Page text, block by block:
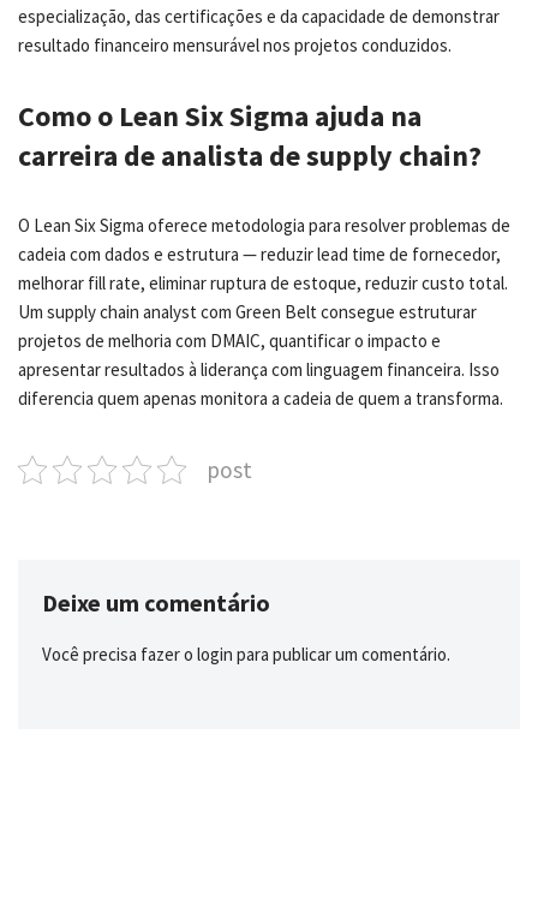
especialização, das certificações e da capacidade de demonstrar
resultado financeiro mensurável nos projetos conduzidos.
Como o Lean Six Sigma ajuda na
carreira de analista de supply chain?
O Lean Six Sigma oferece metodologia para resolver problemas de
cadeia com dados e estrutura — reduzir lead time de fornecedor,
melhorar fill rate, eliminar ruptura de estoque, reduzir custo total.
Um supply chain analyst com Green Belt consegue estruturar
projetos de melhoria com DMAIC, quantificar o impacto e
apresentar resultados à liderança com linguagem financeira. Isso
diferencia quem apenas monitora a cadeia de quem a transforma.
post
Deixe um comentário
Você precisa fazer o login para publicar um comentário.